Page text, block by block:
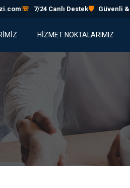
☏ 7/24 Canlı Destek🛡 Güvenli &
HIZMET NOKTALARIMIZ